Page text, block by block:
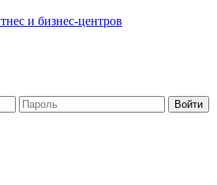
и бизнес-центров
Войти